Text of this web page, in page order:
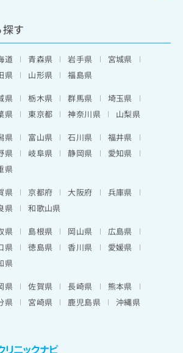
す
道 青森県 岩手県
宮城県
県
山形県
福島県
県 栃木県 群馬県
埼玉県
県
東京都 神奈川県
山梨県
県 富山県 石川県
福井県
県
岐阜県 静岡県
愛知県
県
県 京都府 大阪府
兵庫県
県
和歌山県
県 島根県 岡山県
広島県
県
徳島県 香川県
愛媛県
県
県 佐賀県 長崎県
熊本県
県
宮崎県 鹿児島県 沖縄県